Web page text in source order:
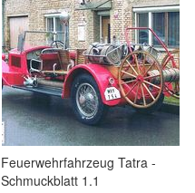
Feuerwehrfahrzeug Tatra -
Schmuckblatt 1.1